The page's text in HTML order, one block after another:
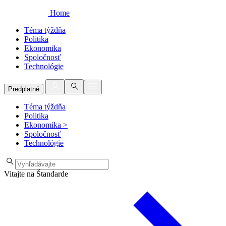
Home
Téma týždňa
Politika
Ekonomika
Spoločnosť
Technológie
Predplatné
Téma týždňa
Politika
Ekonomika >
Spoločnosť
Technológie
Vitajte na Štandarde